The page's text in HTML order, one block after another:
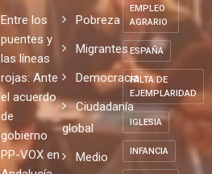
Entre los
puentes y
las líneas
rojas: Ante
el acuerdo
de
gobierno
PP-VOX en
Pobreza
Migrantes
Democracia
Ciudadanía
global
Medio
EMPLEO
AGRARIO
ESPAÑA
FALTA DE
EJEMPLARIDAD
IGLESIA
INFANCIA